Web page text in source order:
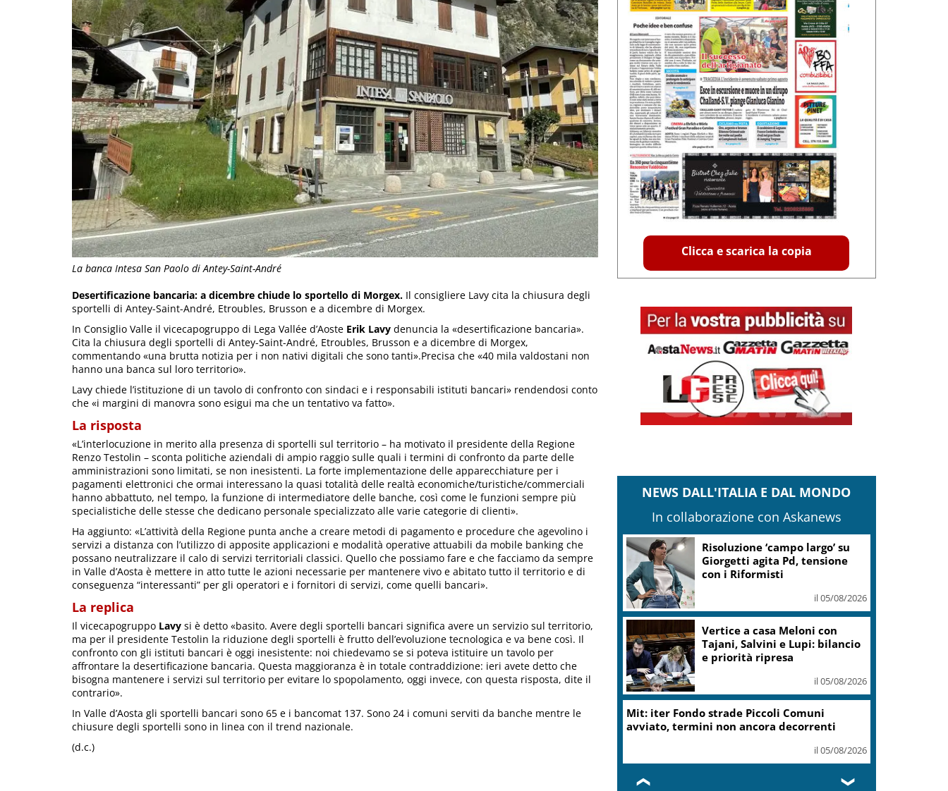
La banca Intesa San Paolo di Antey-Saint-André
Desertificazione bancaria: a dicembre chiude lo sportello di Morgex. Il consigliere Lavy cita la chiusura degli
sportelli di Antey-Saint-André, Etroubles, Brusson e a dicembre di Morgex.
In Consiglio Valle il vicecapogruppo di Lega Vallée d’Aoste Erik Lavy denuncia la «desertificazione bancaria».
Cita la chiusura degli sportelli di Antey-Saint-André, Etroubles, Brusson e a dicembre di Morgex,
commentando «una brutta notizia per i non nativi digitali che sono tanti».Precisa che «40 mila valdostani non
hanno una banca sul loro territorio».
Lavy chiede l’istituzione di un tavolo di confronto con sindaci e i responsabili istituti bancari» rendendosi conto
che «i margini di manovra sono esigui ma che un tentativo va fatto».
La risposta
«L’interlocuzione in merito alla presenza di sportelli sul territorio – ha motivato il presidente della Regione
Renzo Testolin – sconta politiche aziendali di ampio raggio sulle quali i termini di confronto da parte delle
amministrazioni sono limitati, se non inesistenti. La forte implementazione delle apparecchiature per i
pagamenti elettronici che ormai interessano la quasi totalità delle realtà economiche/turistiche/commerciali
hanno abbattuto, nel tempo, la funzione di intermediatore delle banche, così come le funzioni sempre più
specialistiche delle stesse che dedicano personale specializzato alle varie categorie di clienti».
Ha aggiunto: «L’attività della Regione punta anche a creare metodi di pagamento e procedure che agevolino i
servizi a distanza con l’utilizzo di apposite applicazioni e modalità operative attuabili da mobile banking che
possano neutralizzare il calo di servizi territoriali classici. Quello che possiamo fare e che facciamo da sempre
in Valle d’Aosta è mettere in atto tutte le azioni necessarie per mantenere vivo e abitato tutto il territorio e di
conseguenza “interessanti” per gli operatori e i fornitori di servizi, come quelli bancari».
La replica
Il vicecapogruppo Lavy si è detto «basito. Avere degli sportelli bancari significa avere un servizio sul territorio,
ma per il presidente Testolin la riduzione degli sportelli è frutto dell’evoluzione tecnologica e va bene così. Il
confronto con gli istituti bancari è oggi inesistente: noi chiedevamo se si poteva istituire un tavolo per
affrontare la desertificazione bancaria. Questa maggioranza è in totale contraddizione: ieri avete detto che
bisogna mantenere i servizi sul territorio per evitare lo spopolamento, oggi invece, con questa risposta, dite il
contrario».
In Valle d’Aosta gli sportelli bancari sono 65 e i bancomat 137. Sono 24 i comuni serviti da banche mentre le
chiusure degli sportelli sono in linea con il trend nazionale.
(d.c.)
Clicca e scarica la copia
NEWS DALL'ITALIA E DAL MONDO
In collaborazione con Askanews
Risoluzione ‘campo largo’ su
Giorgetti agita Pd, tensione
con i Riformisti
il 05/08/2026
Vertice a casa Meloni con
Tajani, Salvini e Lupi: bilancio
e priorità ripresa
il 05/08/2026
Mit: iter Fondo strade Piccoli Comuni
avviato, termini non ancora decorrenti
il 05/08/2026
❮ ❯